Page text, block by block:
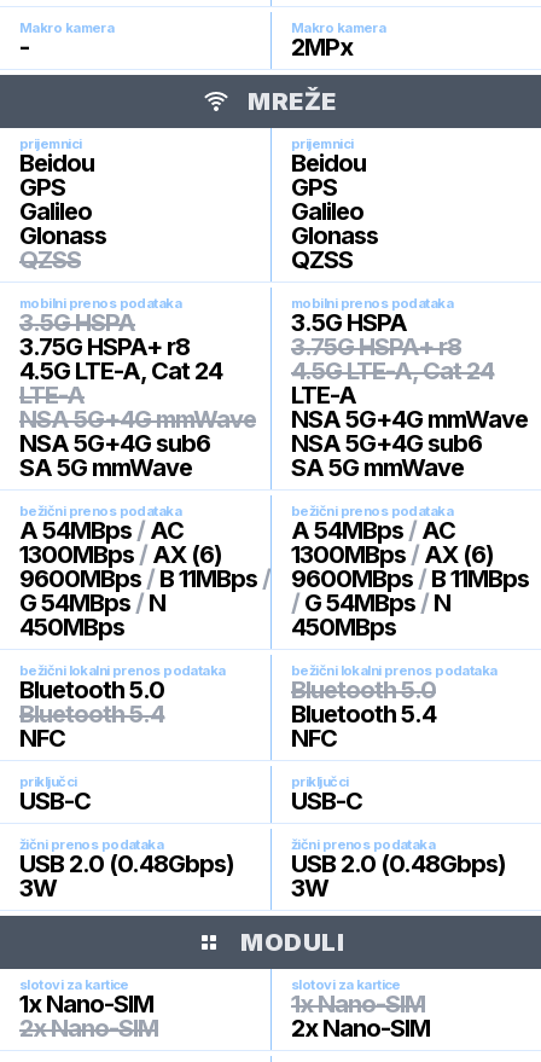
Makro kamera
-
Makro kamera
2MPx
MREŽE
prijemnici
Beidou
GPS
Galileo
Glonass
QZSS
prijemnici
Beidou
GPS
Galileo
Glonass
QZSS
mobilni prenos podataka
3.5G HSPA
3.75G HSPA+ r8
4.5G LTE-A, Cat 24
LTE-A
NSA 5G+4G mmWave
NSA 5G+4G sub6
SA 5G mmWave
mobilni prenos podataka
3.5G HSPA
3.75G HSPA+ r8
4.5G LTE-A, Cat 24
LTE-A
NSA 5G+4G mmWave
NSA 5G+4G sub6
SA 5G mmWave
bežični prenos podataka
A 54MBps / AC
1300MBps / AX (6)
9600MBps / B 11MBps /
G 54MBps / N
450MBps
bežični prenos podataka
A 54MBps / AC
1300MBps / AX (6)
9600MBps / B 11MBps
/ G 54MBps / N
450MBps
bežični lokalni prenos podataka
Bluetooth 5.0
Bluetooth 5.4
NFC
bežični lokalni prenos podataka
Bluetooth 5.0
Bluetooth 5.4
NFC
priključci
USB-C
priključci
USB-C
žični prenos podataka
USB 2.0 (0.48Gbps)
3W
žični prenos podataka
USB 2.0 (0.48Gbps)
3W
MODULI
slotovi za kartice
1x Nano-SIM
2x Nano-SIM
slotovi za kartice
1x Nano-SIM
2x Nano-SIM